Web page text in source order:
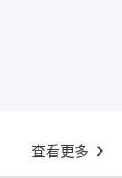
查看更多